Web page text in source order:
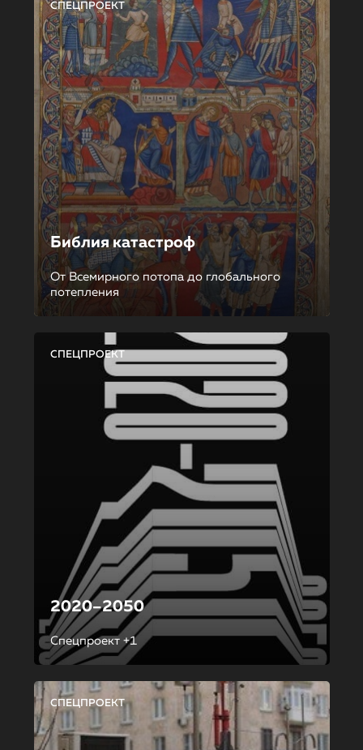
СПЕЦПРОЕКТ
Библия катастроф
От Всемирного потопа до глобального
потепления
СПЕЦПРОЕКТ
2020–2050
Спецпроект +1
СПЕЦПРОЕКТ